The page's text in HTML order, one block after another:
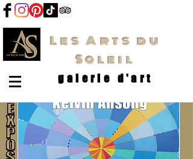
Les Arts du
Soleil
galerie d'art